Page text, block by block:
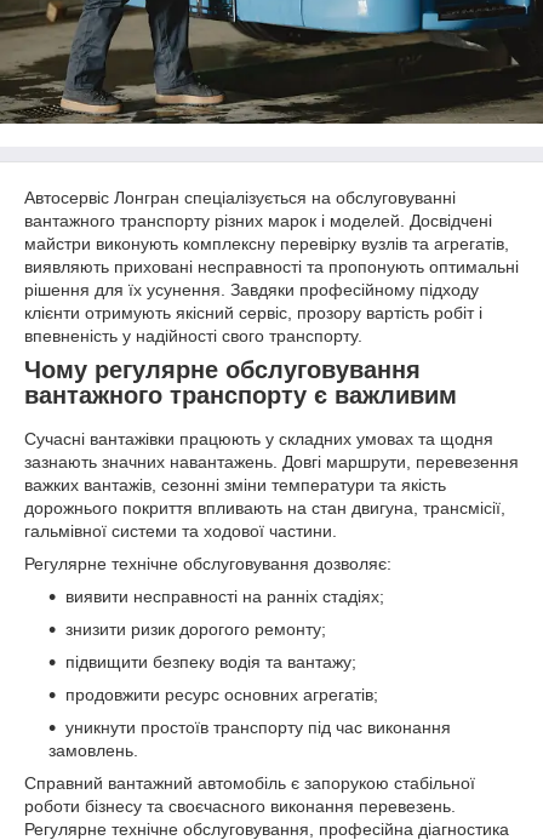
Автосервіс Лонгран спеціалізується на обслуговуванні
вантажного транспорту різних марок і моделей. Досвідчені
майстри виконують комплексну перевірку вузлів та агрегатів,
виявляють приховані несправності та пропонують оптимальні
рішення для їх усунення. Завдяки професійному підходу
клієнти отримують якісний сервіс, прозору вартість робіт і
впевненість у надійності свого транспорту.
Чому регулярне обслуговування
вантажного транспорту є важливим
Сучасні вантажівки працюють у складних умовах та щодня
зазнають значних навантажень. Довгі маршрути, перевезення
важких вантажів, сезонні зміни температури та якість
дорожнього покриття впливають на стан двигуна, трансмісії,
гальмівної системи та ходової частини.
Регулярне технічне обслуговування дозволяє:
виявити несправності на ранніх стадіях;
знизити ризик дорогого ремонту;
підвищити безпеку водія та вантажу;
продовжити ресурс основних агрегатів;
уникнути простоїв транспорту під час виконання
замовлень.
Справний вантажний автомобіль є запорукою стабільної
роботи бізнесу та своєчасного виконання перевезень.
Регулярне технічне обслуговування, професійна діагностика